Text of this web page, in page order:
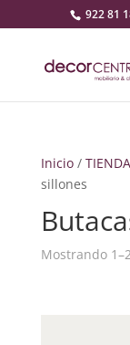
922 81
Inicio/ TIENDA
sillones
Mostrando